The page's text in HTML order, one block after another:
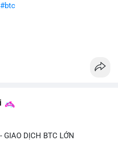
#btc
GIAO DỊCH BTC LỚN